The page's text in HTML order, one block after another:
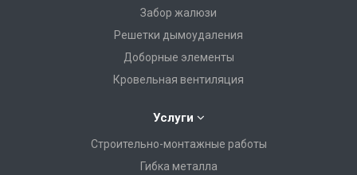
Забор жалюзи
Решетки дымоудаления
Доборные элементы
Кровельная вентиляция
Услуги
Строительно-монтажные работы
Гибка металла